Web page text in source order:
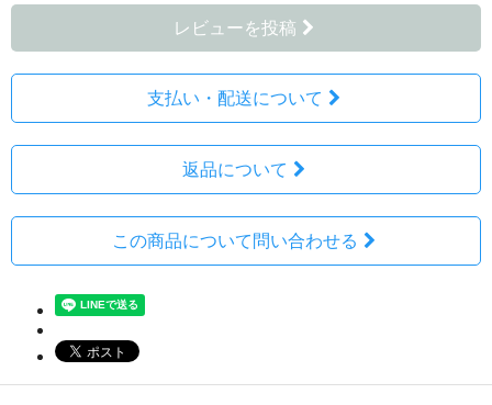
レビューを投稿
支払い・配送について
返品について
この商品について問い合わせる